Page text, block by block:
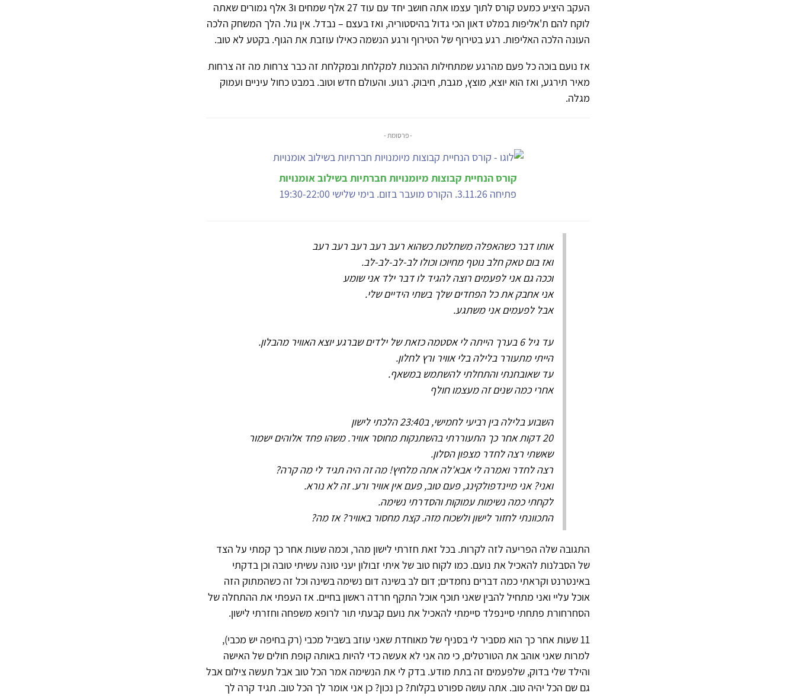
העקב היציע כמעט קורס לתוך עצמו אתה חושב יחד עם עוד 27 אלף שמחים ו3 אלף גמורים שאתה
לוקח להם ת'אליפות במלט דאון הכי גדול בהיסטוריה, ואז בעצם – נבדל. אין גול. הלך המשחק הלכה
העונה הלכה האליפות. רגע בטירוף של הטירוף ורגע הנשמה כאילו עוזבת את הגוף. בקטע לא טוב.
אז נועם בוכה כל פעם מהרגע שמתחילות ההכנות למקלחת ובמקלחת זה כבר צרחות מה זה צרחות
מאיר תירגע, ואז הוא יוצא, מוצץ, מגבת, חיבוק. רגוע. והעולם חדש וטוב. במבט כחול עיניים ועמוק
מגלה.
- פרסומת -
קורס הנחיית קבוצות מיומנויות חברתיות בשילוב אומנויות
פתיחה 3.11.26. הקורס מועבר בזום. בימי שלישי 19:30-22:00
אותו דבר כשהאפלה משתלטת כשהוא רעב רעב רעב רעב רעב
ואז בום טאק חלב נוטף מחיוכו וכולו לב-לב-לב-לב.
וככה גם אני לפעמים רוצה להגיד לו דבר ילד אני שומע
אני אחבק את כל הפחדים שלך בשתי הידיים שלי.
אבל לפעמים אני משתגע.
עד גיל 6 בערך הייתה לי אסטמה כזאת של ילדים שברגע יוצא האוויר מהבלון.
הייתי מתעורר בלילה בלי אוויר ורץ לחלון.
עד שאובחנתי והתחלתי להשתמש במשאף.
אחרי כמה שנים זה מעצמו חולף
השבוע בלילה בין רביעי לחמישי, ב23:40 הלכתי לישון
20 דקות אחר כך התעוררתי בהשתנקות מחוסר אוויר. משהו פחד אלוהים ישמור
שאשתי רצה לחדר מצפון הסלון.
רצה לחדר ואמרה לי אבא'לה אתה מלחיץ! מה זה היה תגיד לי מה קרה?
ואני? אני מיינדפולקינג, פעם טוב, פעם אין אוויר ורע. זה לא נורא.
לקחתי כמה נשימות עמוקות והסדרתי נשימה.
התכוונתי לחזור לישון ולשכוח מזה. קצת מחסור באוויר? אז מה?
התגובה שלה הפריעה לזה לקרות. בכל זאת חזרתי לישון מהר, וכמה שעות אחר כך קמתי על הצד
של הסבלנות להאכיל את נועם. כמו לקוח טוב של איתי זבולון יעני טונה עשיתי טובה וכן בדקתי
באינטרנט וקראתי כמה דברים נחמדים; דום לב בשינה דום נשימה בשינה וכל זה כשהמתוק הזה
אוכל עליי ואני מתחיל להבין שאני תוכף אוכל התקף חרדה ראשון בחיים. אז העפתי את ההתחלה של
הסחרחורת פתחתי סיינפלד סיימתי להאכיל את נועם קבעתי תור לרופא משפחה וחזרתי לישון.
11 שעות אחר כך הוא מסביר לי בסניף של מאוחדת שאני עוזב בשביל מכבי (רק בחיפה יש מכבי),
למרות שאני אוהב את הטורטלים, כי מה אני לא אעשה כדי להיות באותה קופת חולים של האישה
והילד שלי בדוק, שלפעמים זה בתת מודע. בדק לי את הנשימה אמר הכל טוב אבל תעשה צילום אבל
גם שם הכל יהיה טוב. אתה עושה ספורט בקלות? כן נכון? כן אני אומר לך הכל טוב. תגיד קרה לך